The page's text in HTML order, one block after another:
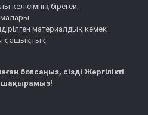
келісімнің бірегей,
материалдық көмек
ашықтық
болсаңыз, сізді Жергілікті
шақырамыз!